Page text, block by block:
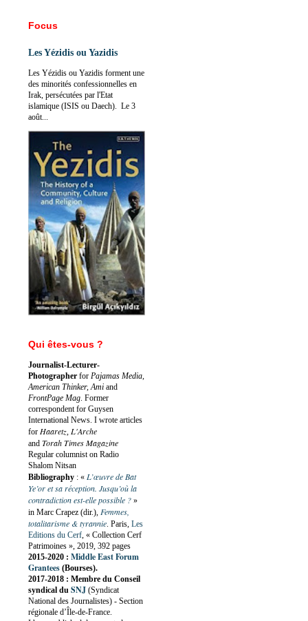
Focus
Les Yézidis ou Yazidis
Les Yézidis ou Yazidis forment une
des minorités confessionnelles en
Irak, persécutées par l'Etat
islamique (ISIS ou Daech). Le 3
août...
Qui êtes-vous ?
Journalist-Lecturer-
Photographer for Pajamas Media,
American Thinker, Ami and
FrontPage Mag. Former
correspondent for Guysen
International News. I wrote articles
for Haaretz, L'Arche
and Torah Times Magazine
Regular columnist on Radio
Shalom Nitsan
Bibliography : « L’œuvre de Bat
Ye’or et sa réception. Jusqu’où la
contradiction est-elle possible ? »
in Marc Crapez (dir.), Femmes,
totalitarisme & tyrannie. Paris, Les
Editions du Cerf, « Collection Cerf
Patrimoines », 2019, 392 pages
2015-2020 : Middle East Forum
Grantees (Bourses).
2017-2018 : Membre du Conseil
syndical du SNJ (Syndicat
National des Journalistes) - Section
régionale d’Île-de-France.